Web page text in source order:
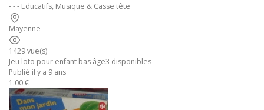
- - - Educatifs, Musique & Casse tête
Mayenne
1429 vue(s)
Jeu loto pour enfant bas âge3 disponibles
Publié il y a 9 ans
1.00 €